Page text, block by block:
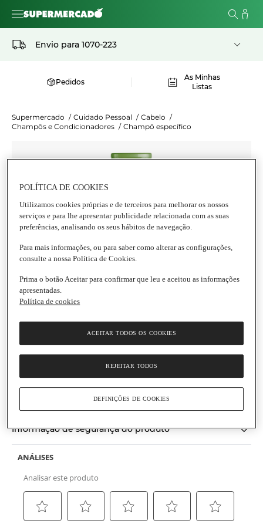
Envio para 1070-223
Pedidos
As Minhas
Listas
Supermercado / Cuidado Pessoal / Cabelo /
Champôs e Condicionadores / Champô específico
Champô Fortificante Biológico
Sem
valor
classificação
para
mesma
página.
(0)
Escrever uma opinião
Informação de segurança do produto
POLÍTICA DE COOKIES
Utilizamos cookies próprias e de terceiros para melhorar os nossos
serviços e para lhe apresentar publicidade relacionada com as suas
preferências, analisando os seus hábitos de navegação.
Para mais informações, ou para saber como alterar as configurações,
consulte a nossa Política de Cookies.
Prima o botão Aceitar para confirmar que leu e aceitou as informações
apresentadas.
Política de cookies
REJEITAR TODOS
ACEITAR TODOS OS COOKIES
DEFINIÇÕES DE COOKIES